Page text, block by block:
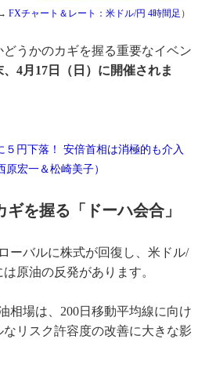
FXチャート＆レート：米ドル/円 4時間足 ）
うかのカギを握る重要なイベン
、4月17日（日）に開催されま
５円下落！ 安倍首相は消極的も介入
原宏一＆松崎美子）
を握る「ドーハ会合」
ーバルに株式が回復し、米ドル/
原油の反発があります。
相場は、200日移動平均線に向け
リスク許容度の改善に大きな影